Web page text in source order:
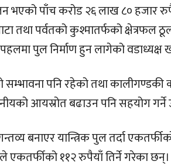
भएको पाँच करोड २६ लाख ८० हजार
तथा पर्वतको कुश्मातर्फको क्षेत्रफल
पुल निर्माण हुन लागेको वडाध्यक्ष
पनि रहेको तथा कालीगण्डकी
आयस्रोत बढाउन पनि सहयोग गर्ने
बनाएर यान्त्रिक पुल तर्दा
एकतर्फीको ११२ रुपैयाँ तिर्ने गरेका